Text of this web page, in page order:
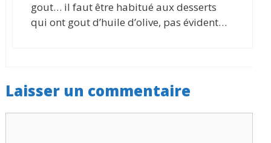
gout… il faut être habitué aux desserts
qui ont gout d’huile d’olive, pas évident…
Laisser un commentaire